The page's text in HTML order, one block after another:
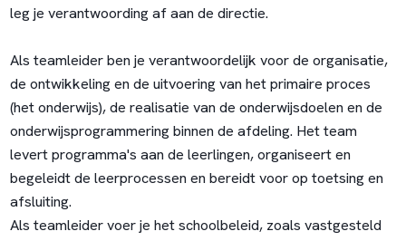
leg je verantwoording af aan de directie.
Als teamleider ben je verantwoordelijk voor de organisatie,
de ontwikkeling en de uitvoering van het primaire proces
(het onderwijs), de realisatie van de onderwijsdoelen en de
onderwijsprogrammering binnen de afdeling. Het team
levert programma's aan de leerlingen, organiseert en
begeleidt de leerprocessen en bereidt voor op toetsing en
afsluiting.
Als teamleider voer je het schoolbeleid, zoals vastgesteld